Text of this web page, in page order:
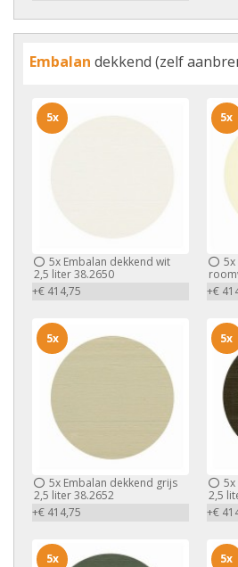
Embalan dekkend (zelf
5x Embalan dekkend wit
2,5 liter 38.2650
+€ 414,75
5x
5x
+€
5x
5x Embalan dekkend grijs
2,5 liter 38.2652
+€ 414,75
5x
5x
2,5
+€
5x
5x 5x